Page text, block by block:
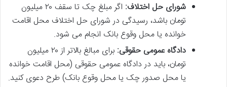
شورای حل اختلاف:
اگر مبلغ چک تا سقف ۲۰ میلیون
تومان باشد، رسیدگی در شورای حل اختلاف محل اقامت
خوانده یا محل وقوع بانک انجام می شود.
دادگاه عمومی حقوقی:
برای مبالغ بالاتر از ۲۰ میلیون
تومان، باید در دادگاه عمومی حقوقی (محل اقامت خوانده
یا محل صدور چک یا محل وقوع بانک) طرح دعوی کنید.